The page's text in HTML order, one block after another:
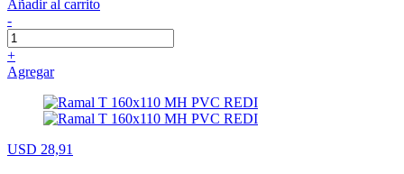
Añadir al carrito
-
+
Agregar
USD 28,91